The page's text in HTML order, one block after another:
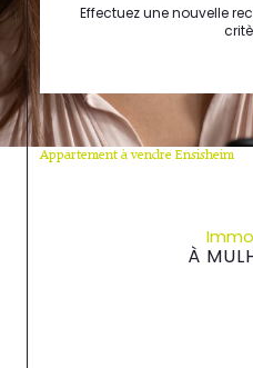
Effectuez une nouvelle
Appartement à vendre Ensisheim
À